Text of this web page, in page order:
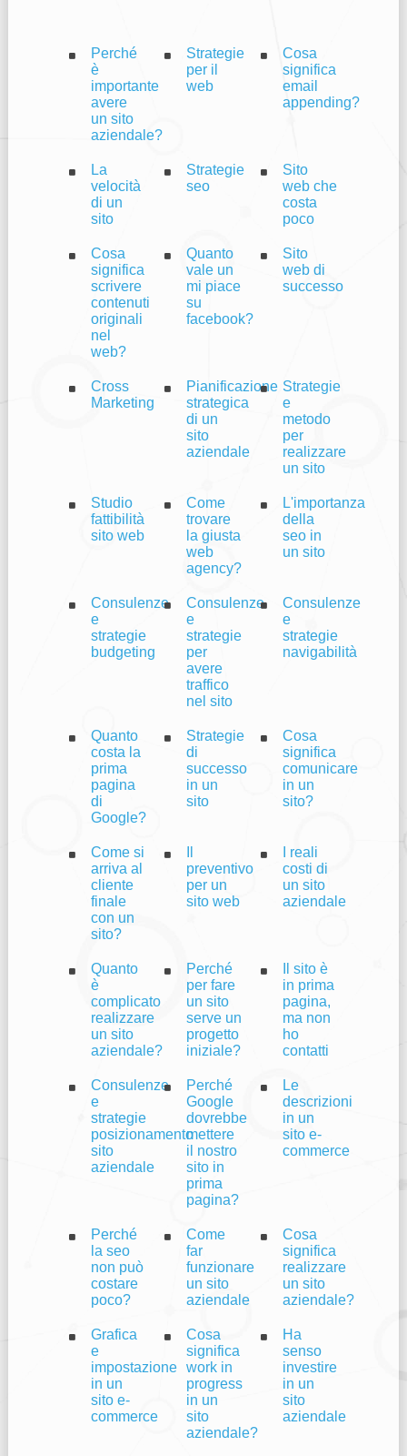
Perché
è
importante
avere
un sito
aziendale?
Strategie
per il
web
Cosa
significa
email
appending?
La
velocità
di un
sito
Strategie
seo
Sito
web che
costa
poco
Cosa
significa
scrivere
contenuti
originali
nel
web?
Quanto
vale un
mi piace
su
facebook?
Sito
web di
successo
Cross
Marketing
Pianificazione
strategica
di un
sito
aziendale
Strategie
e
metodo
per
realizzare
un sito
Studio
fattibilità
sito web
Come
trovare
la giusta
web
agency?
L'importanza
della
seo in
un sito
Consulenze
e
strategie
budgeting
Consulenze
e
strategie
per
avere
traffico
nel sito
Consulenze
e
strategie
navigabilità
Quanto
costa la
prima
pagina
di
Google?
Strategie
di
successo
in un
sito
Cosa
significa
comunicare
in un
sito?
Come si
arriva al
cliente
finale
con un
sito?
preventivo
per un
sito web
I reali
costi di
un sito
aziendale
Quanto
è
complicato
realizzare
un sito
aziendale?
Perché
per fare
un sito
serve un
progetto
iniziale?
Il sito è
in prima
pagina,
ma non
ho
contatti
Consulenze
e
strategie
posizionamento
sito
aziendale
Perché
Google
dovrebbe
mettere
il nostro
sito in
prima
pagina?
Le
descrizioni
in un
sito e-
commerce
Perché
la seo
non può
costare
poco?
Come
far
funzionare
un sito
aziendale
Cosa
significa
realizzare
un sito
aziendale?
Grafica
e
impostazione
in un
sito e-
commerce
Cosa
significa
work in
progress
in un
sito
aziendale?
Ha
senso
investire
in un
sito
aziendale